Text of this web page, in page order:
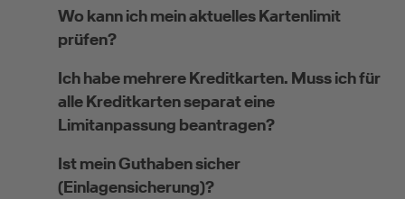
Wo kann ich mein aktuelles Kartenlimit
prüfen?
Ich habe mehrere Kreditkarten. Muss ich für
alle Kreditkarten separat eine
Limitanpassung beantragen?
Ist mein Guthaben sicher
(Einlagensicherung)?